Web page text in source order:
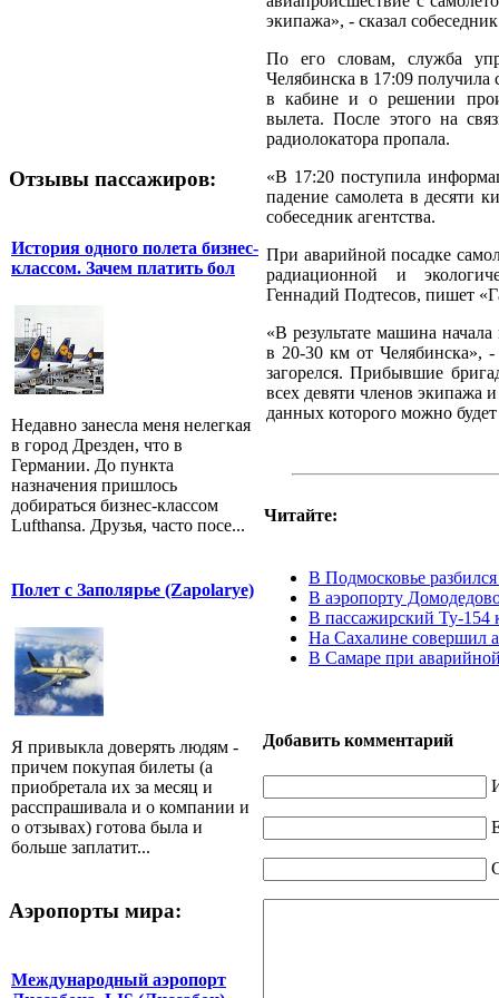
Отзывы пассажиров:
История одного полета бизнес-
классом. Зачем платить бол
Недавно занесла меня нелегкая
в город Дрезден, что в
Германии. До пункта
назначения пришлось
добираться бизнес-классом
Lufthansa. Друзья, часто посе...
Полет с Заполярье (Zapolarye)
Я привыкла доверять людям -
причем покупая билеты (а
приобретала их за месяц и
расспрашивала и о компании и
о отзывах) готова была и
больше заплатит...
Аэропорты мира:
Международный аэропорт
экипажа», - сказал
По его словам, служба
Челябинска в 17:09
в кабине и о решении
вылета. После этого на
радиолокатора пропала.
«В 17:20 поступила
падение самолета в десяти
собеседник агентства.
При аварийной посадке
радиационной и
Геннадий Подтесов, пишет
«В результате машина
в 20-30 км от Челябинска»,
загорелся. Прибывшие
всех девяти членов экипажа
данных которого можно
Читайте:
В Подмосковье
В аэропорту
В пассажирский Ту-154
На Сахалине совершил
В Самаре при
Добавить комментарий